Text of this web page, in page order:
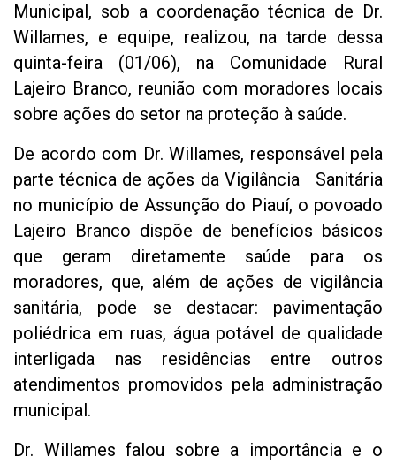
Municipal, sob a coordenação técnica de Dr.
Willames, e equipe, realizou, na tarde dessa
quinta-feira (01/06), na Comunidade Rural
Lajeiro Branco, reunião com moradores locais
sobre ações do setor na proteção à saúde.
De acordo com Dr. Willames, responsável pela
parte técnica de ações da Vigilância Sanitária
no município de Assunção do Piauí, o povoado
Lajeiro Branco dispõe de benefícios básicos
que geram diretamente saúde para os
moradores, que, além de ações de vigilância
sanitária, pode se destacar: pavimentação
poliédrica em ruas, água potável de qualidade
interligada nas residências entre outros
atendimentos promovidos pela administração
municipal.
Dr. Willames falou sobre a importância e o